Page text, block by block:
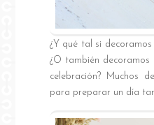
¿Y qué tal si
¿O también decoramos
celebración? Muchos
para preparar un día